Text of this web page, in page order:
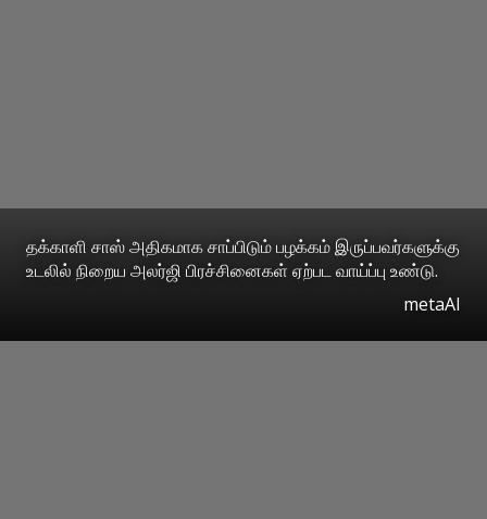
தக்காளி சாஸ் அதிகமாக சாப்பிடும் பழக்கம் இருப்பவர்களுக்கு
உடலில் நிறைய அலர்ஜி பிரச்சினைகள் ஏற்பட வாய்ப்பு உண்டு.
metaAI